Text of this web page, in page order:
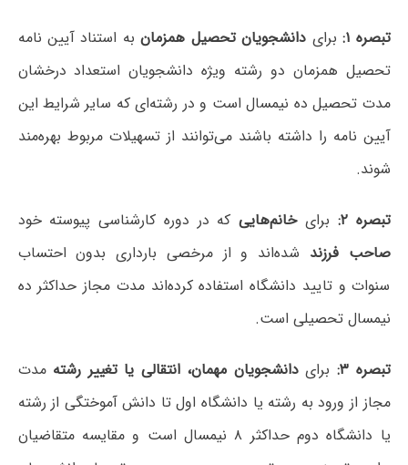
تبصره ۱: برای دانشجویان تحصیل همزمانبه استناد آیین نامه
تحصیل همزمان دو رشته ویژه دانشجویان استعداد درخشان
مدت تحصیل ده نیمسال است و در رشته‌ای که سایر شرایط این
آیین نامه را داشته باشند می‌توانند از تسهیلات مربوط بهره‌مند
شوند.
تبصره ۲: برایخانم‌هاییکه در دوره کارشناسی پیوسته خود
صاحب فرزند شده‌اند و از مرخصی بارداری بدون احتساب
سنوات و تایید دانشگاه استفاده کرده‌اند مدت مجاز حداکثر ده
نیمسال تحصیلی است.
تبصره ۳: برایدانشجویان مهمان، انتقالی یا تغییر رشته مدت
مجاز از ورود به رشته یا دانشگاه اول تا دانش آموختگی از رشته
یا دانشگاه دوم حداکثر ۸ نیمسال است و مقایسه متقاضیان